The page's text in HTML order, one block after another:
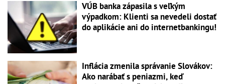
VÚB banka zápasila s veľkým
výpadkom: Klienti sa nevedeli dostať
do aplikácie ani do internetbankingu!
Inflácia zmenila správanie Slovákov:
Ako narábať s peniazmi, keď